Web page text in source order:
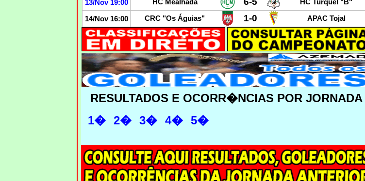
13/Nov 19:00 HC Mealhada HC Turquel "B"
14/Nov 16:00 CRC "Os Águias" 1-0 APAC Tojal
RESULTADOS E OCORR�NCIAS POR JORNADA
1�
2� 3� 4� 5�